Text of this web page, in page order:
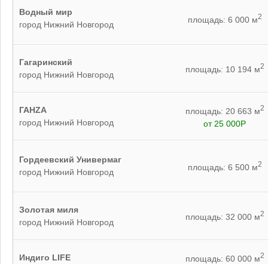
Водный мир
город Нижний Новгород
площадь: 6 000 м2
Гагаринский
город Нижний Новгород
площадь: 10 194 м2
ГАНZА
город Нижний Новгород
площадь: 20 663 м2
от 25 000Р
Гордеевский Универмаг
город Нижний Новгород
площадь: 6 500 м2
Золотая миля
город Нижний Новгород
площадь: 32 000 м2
Индиго LIFE
площадь: 60 000 м2